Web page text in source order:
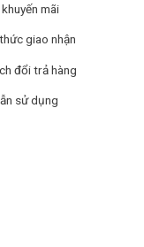
mãi
giao nhận
đổi trả hàng
sử dụng